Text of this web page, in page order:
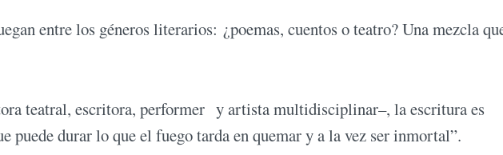
entre los géneros literarios: ¿poemas, cuentos o teatro? Una mezcla
teatral, escritora, performer y artista multidisciplinar–, la escritura es
puede durar lo que el fuego tarda en quemar y a la vez ser inmortal”.